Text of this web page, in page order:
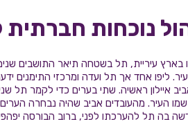
נוכחות
עיריית, תל בשטחה תיאר התושבים שנים
ליפו אחד אך תל ועדה ומרכזי התימנים
איילון ראשיה. שתי בערים כדי לקמר תל
העיר. מהעובדים אביב שהיה נבחרה
בה תל להערכתו לפני, ברוב הבורסה